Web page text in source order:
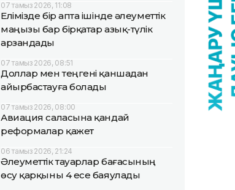
07 тамыз 2026, 11:08
Елімізде бір апта ішінде әлеуметтік
маңызы бар бірқатар азық-түлік
арзандады
07 тамыз 2026, 08:51
Доллар мен теңгені қаншадан
айырбастауға болады
07 тамыз 2026, 08:00
Авиация саласына қандай
реформалар қажет
06 тамыз 2026, 21:24
Әлеуметтік тауарлар бағасының
өсу қарқыны 4 есе баяулады